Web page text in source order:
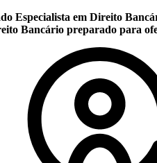
Especialista em Direito
Bancário preparado para